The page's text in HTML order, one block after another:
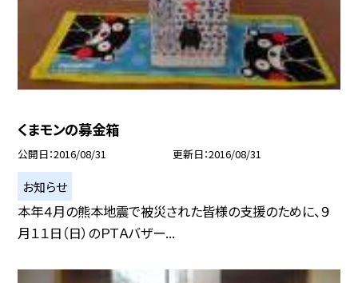
くまモンの募金箱
公開日 2016/08/31 更新日 2016/08/31
お知らせ
本年４月の熊本地震で被災された皆様の支援のために、９
月１１日（日）のＰＴＡバザー...